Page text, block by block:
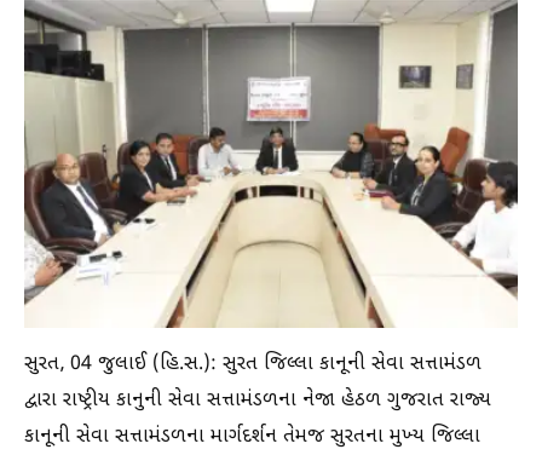
સુરત, 04 જુલાઈ (હિ.સ.): સુરત જિલ્લા કાનૂની સેવા સત્તામંડળ
દ્વારા રાષ્ટ્રીય કાનુની સેવા સત્તામંડળના નેજા હેઠળ ગુજરાત રાજ્ય
કાનૂની સેવા સત્તામંડળના માર્ગદર્શન તેમજ સુરતના મુખ્ય જિલ્લા